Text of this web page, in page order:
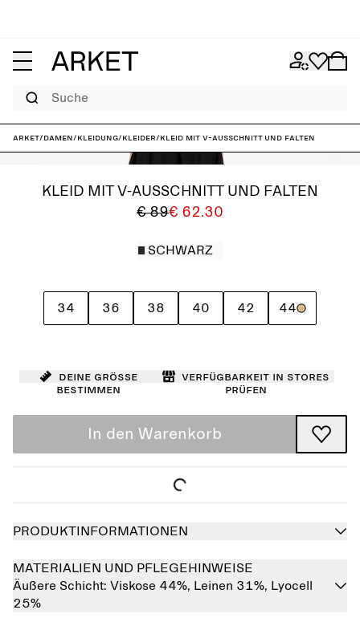
Suche
ARKET/Damen/Kleidung/Kleider/Kleid mit V-Ausschnitt und Falten
KLEID MIT V-AUSSCHNITT UND FALTEN
€ 89€ 62.30
SCHWARZ
34 36 38 40 42 44
Deine Größe
bestimmen
Verfügbarkeit in Stores
prüfen
In den Warenkorb
PRODUKTINFORMATIONEN
MATERIALIEN UND PFLEGEHINWEISE
Äußere Schicht: Viskose 44%, Leinen 31%, Lyocell
25%